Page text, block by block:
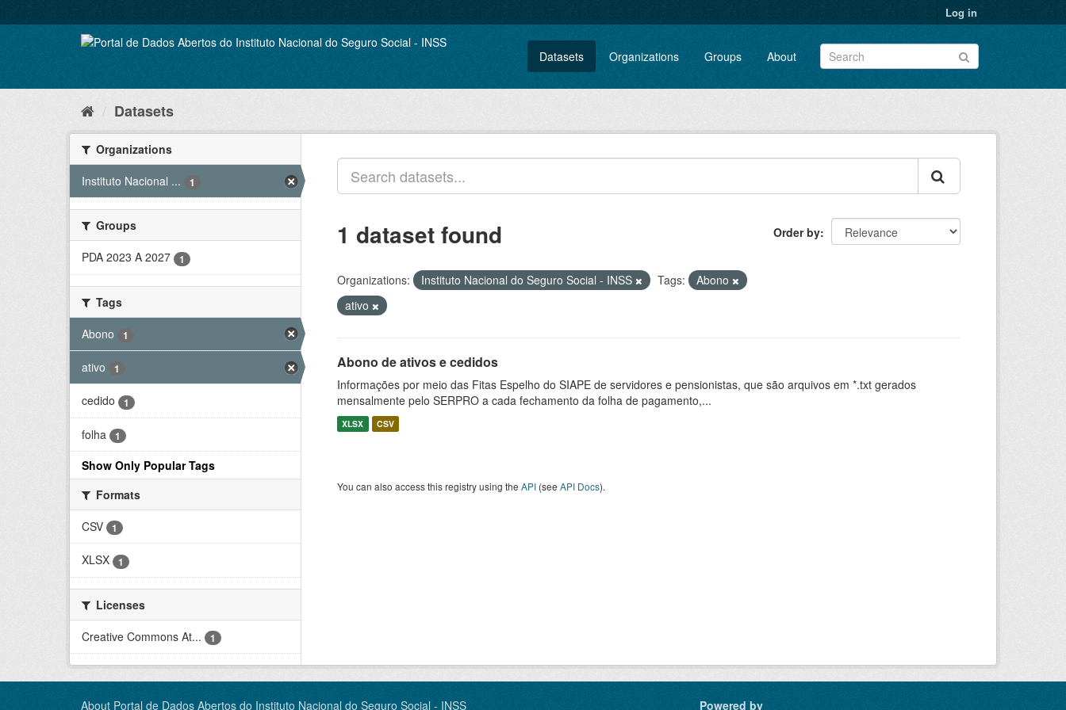
to
Log in
Datasets Organizations Groups About
Datasets
Organizations
Instituto Nacional ...
1
Groups
PDA 2023 A 2027
1
Tags
Abono
1
ativo 1
cedido 1
folha 1
Show Only Popular Tags
Formats
CSV
1
XLSX 1
Licenses
Creative Commons At...
1
Order by
1 dataset found
Organizations: Instituto Nacional do Seguro Social - INSS Tags:
Abono
ativo
Abono de ativos e cedidos
Informações por meio das Fitas Espelho do SIAPE de servidores e pensionistas, que são arquivos em *.txt gerados
mensalmente pelo SERPRO a cada fechamento da folha de pagamento,...
XLSX CSV
You can also access this registry using the API (see API Docs).
About Portal de Dados Abertos do Instituto Nacional do Seguro Social - INSS Powered by